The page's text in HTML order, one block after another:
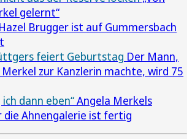
gelernt“
Hazel Brugger ist auf Gummersbach
feiert Geburtstag Der Mann,
zur Kanzlerin machte, wird 75
ich dann eben“Angela Merkels
Ahnengalerie ist fertig